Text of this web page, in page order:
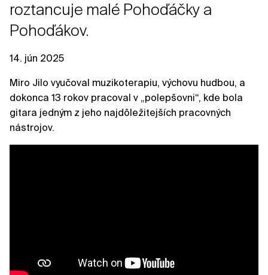
roztancuje malé Pohoďáčky a
Pohoďákov.
14. jún 2025
Miro Jilo vyučoval muzikoterapiu, výchovu hudbou, a
dokonca 13 rokov pracoval v „polepšovni“, kde bola
gitara jedným z jeho najdôležitejších pracovných
nástrojov.